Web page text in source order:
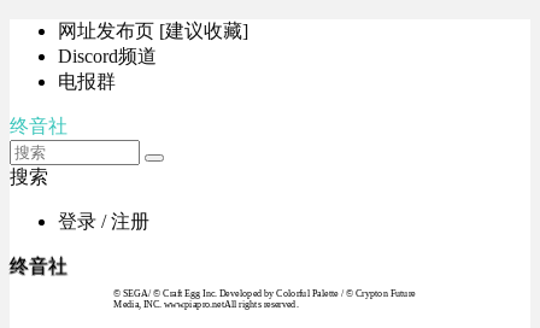
网址发布页 [建议收藏]
Discord频道
电报群
终音社
搜索
登录 / 注册
终音社
© SEGA / © Craft Egg Inc. Developed by Colorful Palette / © Crypton Future
Media, INC. www.piapro.netAll rights reserved.